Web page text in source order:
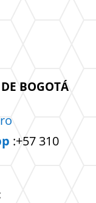
BOGOTÁ
:+57 310